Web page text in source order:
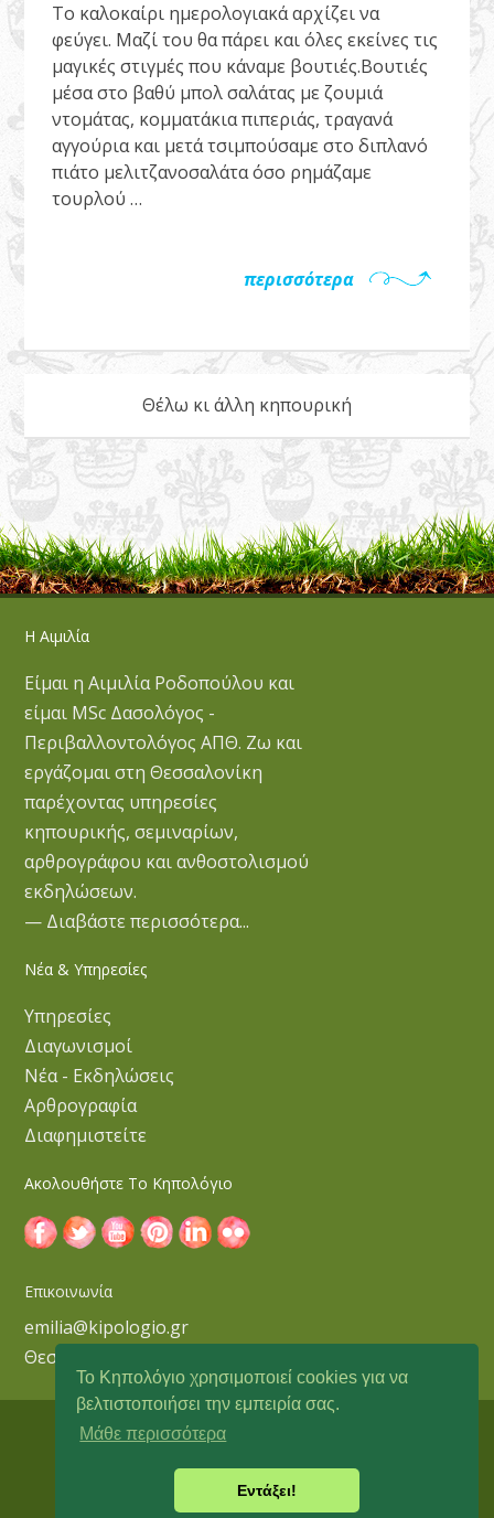
Το Κηπολόγιο χρησιμοποιεί cookies για να
βελτιστοποιήσει την εμπειρία σας.
Μάθε περισσότερα
Εντάξει!
Το καλοκαίρι ημερολογιακά αρχίζει να
φεύγει. Μαζί του θα πάρει και όλες εκείνες τις
μαγικές στιγμές που κάναμε βουτιές.Βουτιές
μέσα στο βαθύ μπολ σαλάτας με ζουμιά
ντομάτας, κομματάκια πιπεριάς, τραγανά
αγγούρια και μετά τσιμπούσαμε στο διπλανό
πιάτο μελιτζανοσαλάτα όσο ρημάζαμε
τουρλού …
περισσότερα
Θέλω κι άλλη κηπουρική
Η Αιμιλία
Είμαι η Αιμιλία Ροδοπούλου και
είμαι MSc Δασολόγος -
Περιβαλλοντολόγος ΑΠΘ. Ζω και
εργάζομαι στη Θεσσαλονίκη
παρέχοντας υπηρεσίες
κηπουρικής, σεμιναρίων,
αρθρογράφου και ανθοστολισμού
εκδηλώσεων.
— Διαβάστε περισσότερα...
Νέα & Υπηρεσίες
Υπηρεσίες
Διαγωνισμοί
Νέα - Εκδηλώσεις
Αρθρογραφία
Διαφημιστείτε
Ακολουθήστε Το Κηπολόγιο
Επικοινωνία
emilia@kipologio.gr
Θεσσαλονίκη
Copyright © 2018 Κηπολόγιο